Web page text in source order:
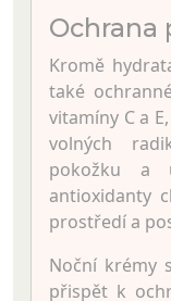
Ochrana
Kromě
také
vitamíny C a
volných
pokožku a
antioxidanty
prostředí a
Noční krémy
přispět k